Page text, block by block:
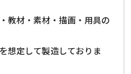
教材・素材・描画・用具の
想定して製造しておりま